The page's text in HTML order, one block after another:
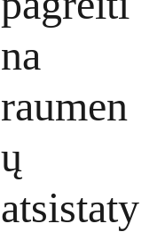
na
raumen
ų
atsistaty